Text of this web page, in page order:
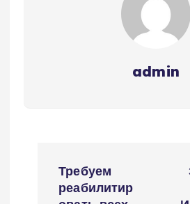
admin
Требуем
реабилитир